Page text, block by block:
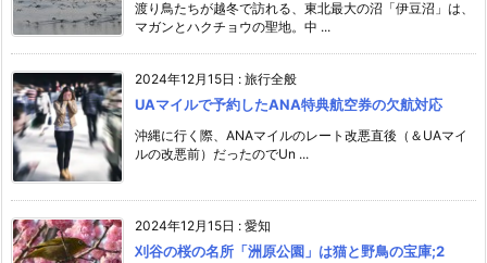
渡り鳥たちが越冬で訪れる、東北最大の沼「伊豆沼」は、
マガンとハクチョウの聖地。中 ...
2024年12月15日 : 旅行全般
UAマイルで予約したANA特典航空券の欠航対応
沖縄に行く際、ANAマイルのレート改悪直後（＆UAマイ
ルの改悪前）だったのでUn ...
2024年12月15日 : 愛知
刈谷の桜の名所「洲原公園」は猫と野鳥の宝庫;2